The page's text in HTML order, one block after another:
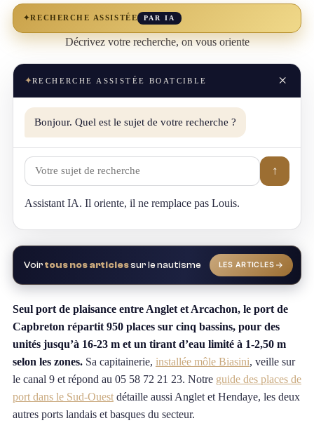
✦RECHERCHE ASSISTÉE PAR IA
Décrivez votre recherche, on vous oriente
✦RECHERCHE ASSISTÉE BOATCIBLE ×
Bonjour. Quel est le sujet de votre recherche ?
↑
Assistant IA. Il oriente, il ne remplace pas Louis.
Voir tous nos articlessur le nautisme LES ARTICLES
Seul port de plaisance entre Anglet et Arcachon, le port de
Capbreton répartit 950 places sur cinq bassins, pour des
unités jusqu’à 16-23 m et un tirant d’eau limité à 1-2,50 m
selon les zones.Sa capitainerie, installée môle Biasini, veille sur
le canal 9 et répond au 05 58 72 21 23. Notre guide des places de
port dans le Sud-Ouestdétaille aussi Anglet et Hendaye, les deux
autres ports landais et basques du secteur.